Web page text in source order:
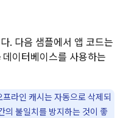
. 다음 샘플에서 앱 코드는
데이터베이스를 사용하는
라인 캐시는 자동으로 삭제되
의 불일치를 방지하는 것이 좋